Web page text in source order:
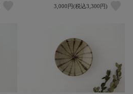
3,000円(税込3,300円)